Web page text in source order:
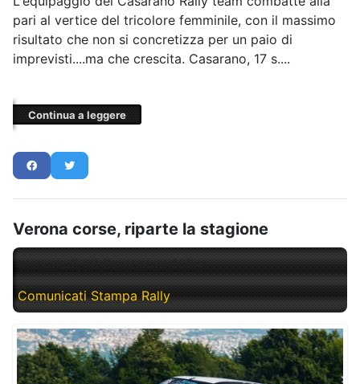
pari al vertice del tricolore femminile, con il massimo
risultato che non si concretizza per un paio di
imprevisti....ma che crescita. Casarano, 17 s....
Continua a leggere
Verona corse, riparte la stagione
Mercoledì, 18 Settembre 2024
Comunicati Stampa Rally